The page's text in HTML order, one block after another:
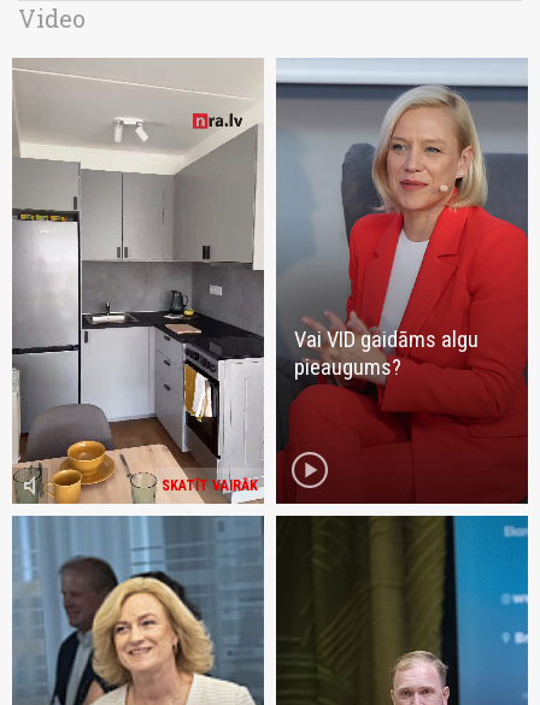
Video
SKATĪT VAIRĀK
volume_mute
Vai VID gaidāms algu
pieaugums?
play_circle